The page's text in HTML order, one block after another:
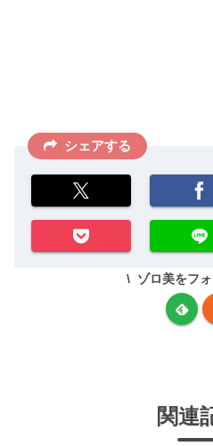
シェアする
ゾロ美をフ
関連